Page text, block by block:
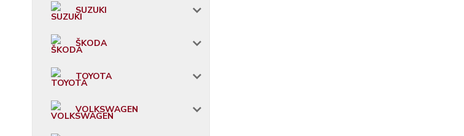
SUZUKI
ŠKODA
TOYOTA
VOLKSWAGEN